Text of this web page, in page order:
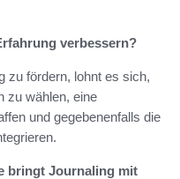
verbessern?
zu fördern, lohnt es sich,
zu wählen, eine
und gegebenenfalls die
bringt Journaling mit